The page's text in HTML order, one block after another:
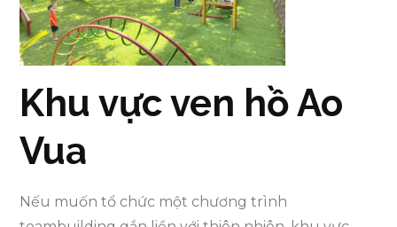
Khu vực ven hồ Ao
Vua
Nếu muốn tổ chức một chương trình